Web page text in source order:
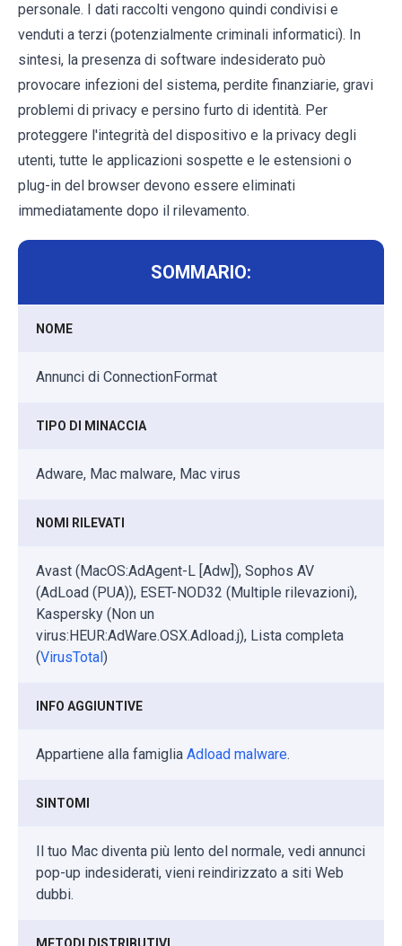
personale. I dati raccolti vengono quindi condivisi e
venduti a terzi (potenzialmente criminali informatici). In
sintesi, la presenza di software indesiderato può
provocare infezioni del sistema, perdite finanziarie, gravi
problemi di privacy e persino furto di identità. Per
proteggere l'integrità del dispositivo e la privacy degli
utenti, tutte le applicazioni sospette e le estensioni o
plug-in del browser devono essere eliminati
immediatamente dopo il rilevamento.
SOMMARIO:
NOME
Annunci di ConnectionFormat
TIPO DI MINACCIA
Adware, Mac malware, Mac virus
NOMI RILEVATI
Avast (MacOS:AdAgent-L [Adw]), Sophos AV
(AdLoad (PUA)), ESET-NOD32 (Multiple rilevazioni),
Kaspersky (Non un
virus:HEUR:AdWare.OSX.Adload.j), Lista completa
(VirusTotal )
INFO AGGIUNTIVE
Appartiene alla famiglia Adload malware.
SINTOMI
Il tuo Mac diventa più lento del normale, vedi annunci
pop-up indesiderati, vieni reindirizzato a siti Web
dubbi.